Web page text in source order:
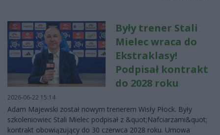
Były trener Stali
Mielec wraca do
Ekstraklasy!
Podpisał kontrakt
do 2028 roku
2026-06-22 15:14
Adam Majewski został nowym trenerem Wisły Płock. Były
szkoleniowiec Stali Mielec podpisał z &quot;Nafciarzami&quot;
kontrakt obowiązujący do 30 czerwca 2028 roku. Umowa